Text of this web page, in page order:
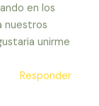
en los
nuestros
unirme
Responder